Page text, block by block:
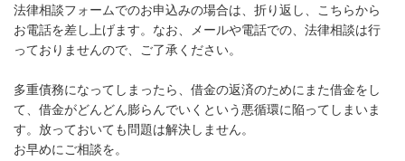
法律相談フォームでのお申込みの場合は、折り返し、こちらから
お電話を差し上げます。なお、メールや電話での、法律相談は行
っておりませんので、ご了承ください。
多重債務になってしまったら、借金の返済のためにまた借金をし
て、借金がどんどん膨らんでいくという悪循環に陥ってしまいま
す。放っておいても問題は解決しません。
お早めにご相談を。